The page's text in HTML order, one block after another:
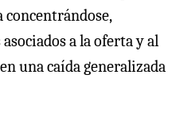
a la oferta y al
una caída generalizada